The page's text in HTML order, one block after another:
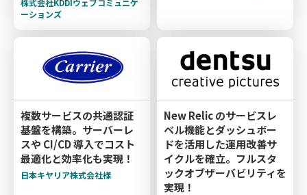
ーションズ
複数サービスの共通認証
基盤を構築。サーバーレ
スや CI/CD 導入でコスト
最適化と効率化も実現！
日本キヤリア株式会社様
New Relic のサービスレ
ベル機能とダッシュボー
ドを活用した運用改善サ
イクルを確立。フルスタ
ックオブザーバビリティを
実現！